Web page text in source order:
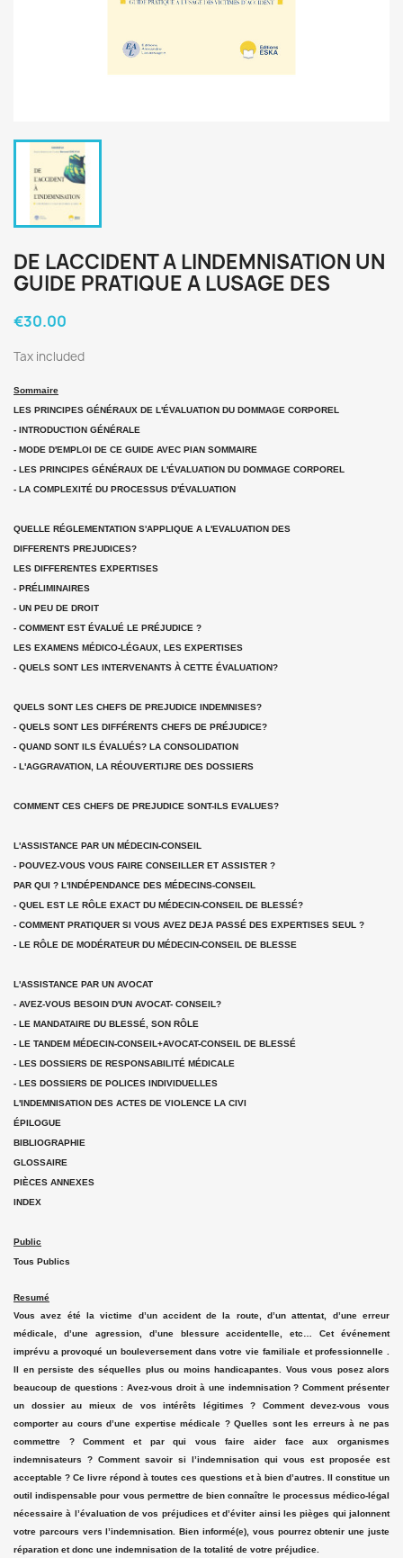
DE LACCIDENT A LINDEMNISATION UN
GUIDE PRATIQUE A LUSAGE DES
€30.00
Tax included
Sommaire
LES PRINCIPES GÉNÉRAUX DE L'ÉVALUATION DU DOMMAGE CORPOREL
- INTRODUCTION GÉNÉRALE
- MODE D'EMPLOI DE CE GUIDE AVEC PIAN SOMMAIRE
- LES PRINCIPES GÉNÉRAUX DE L'ÉVALUATION DU DOMMAGE CORPOREL
- LA COMPLEXITÉ DU PROCESSUS D'ÉVALUATION
QUELLE RÉGLEMENTATION S'APPLIQUE A L'EVALUATION DES
DIFFERENTS PREJUDICES?
LES DIFFERENTES EXPERTISES
- PRÉLIMINAIRES
- UN PEU DE DROIT
- COMMENT EST ÉVALUÉ LE PRÉJUDICE ?
LES EXAMENS MÉDICO-LÉGAUX, LES EXPERTISES
- QUELS SONT LES INTERVENANTS À CETTE ÉVALUATION?
QUELS SONT LES CHEFS DE PREJUDICE INDEMNISES?
- QUELS SONT LES DIFFÉRENTS CHEFS DE PRÉJUDICE?
- QUAND SONT ILS ÉVALUÉS? LA CONSOLIDATION
- L'AGGRAVATION, LA RÉOUVERTIJRE DES DOSSIERS
COMMENT CES CHEFS DE PREJUDICE SONT-ILS EVALUES?
L'ASSISTANCE PAR UN MÉDECIN-CONSEIL
- POUVEZ-VOUS VOUS FAIRE CONSEILLER ET ASSISTER ?
PAR QUI ? L'INDÉPENDANCE DES MÉDECINS-CONSEIL
- QUEL EST LE RÔLE EXACT DU MÉDECIN-CONSEIL DE BLESSÉ?
- COMMENT PRATIQUER SI VOUS AVEZ DEJA PASSÉ DES EXPERTISES SEUL ?
- LE RÔLE DE MODÉRATEUR DU MÉDECIN-CONSEIL DE BLESSE
L'ASSISTANCE PAR UN AVOCAT
- AVEZ-VOUS BESOIN D'UN AVOCAT- CONSEIL?
- LE MANDATAIRE DU BLESSÉ, SON RÔLE
- LE TANDEM MÉDECIN-CONSEIL+AVOCAT-CONSEIL DE BLESSÉ
- LES DOSSIERS DE RESPONSABILITÉ MÉDICALE
- LES DOSSIERS DE POLICES INDIVIDUELLES
L'INDEMNISATION DES ACTES DE VIOLENCE LA CIVI
ÉPILOGUE
BIBLIOGRAPHIE
GLOSSAIRE
PIÈCES ANNEXES
INDEX
Public
Tous Publics
Resumé
Vous avez été la victime d’un accident de la route, d’un attentat, d’une erreur
médicale, d’une agression, d’une blessure accidentelle, etc… Cet événement
imprévu a provoqué un bouleversement dans votre vie familiale et professionnelle .
Il en persiste des séquelles plus ou moins handicapantes. Vous vous posez alors
beaucoup de questions : Avez-vous droit à une indemnisation ? Comment présenter
un dossier au mieux de vos intérêts légitimes ? Comment devez-vous vous
comporter au cours d’une expertise médicale ? Quelles sont les erreurs à ne pas
commettre ? Comment et par qui vous faire aider face aux organismes
indemnisateurs ? Comment savoir si l’indemnisation qui vous est proposée est
acceptable ? Ce livre répond à toutes ces questions et à bien d’autres. Il constitue un
outil indispensable pour vous permettre de bien connaître le processus médico-légal
nécessaire à l’évaluation de vos préjudices et d’éviter ainsi les pièges qui jalonnent
votre parcours vers l’indemnisation. Bien informé(e), vous pourrez obtenir une juste
réparation et donc une indemnisation de la totalité de votre préjudice.